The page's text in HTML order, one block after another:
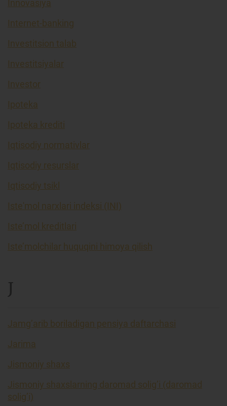
Innovasiya
Internet-banking
Investitsion talab
Investitsiyalar
Investor
Ipoteka
Ipoteka krediti
Iqtisodiy normativlar
Iqtisodiy resurslar
Iqtisodiy tsikl
Iste'mol narxlari indeksi (INI)
Iste’mol kreditlari
Iste’molchilar huquqini himoya qilish
J
Jamg’arib boriladigan pensiya daftarchasi
Jarima
Jismoniy shaxs
Jismoniy shaxslarning daromad solig’i (daromad
solig’i)